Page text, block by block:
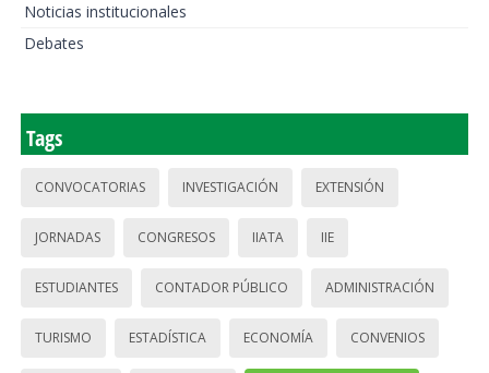
Noticias institucionales
Debates
Tags
CONVOCATORIAS INVESTIGACIÓN EXTENSIÓN
JORNADAS CONGRESOS IIATA IIE
ESTUDIANTES CONTADOR PÚBLICO ADMINISTRACIÓN
TURISMO ESTADÍSTICA ECONOMÍA CONVENIOS